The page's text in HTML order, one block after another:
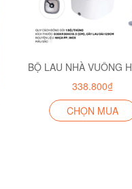
338.800₫
CHỌN MUA